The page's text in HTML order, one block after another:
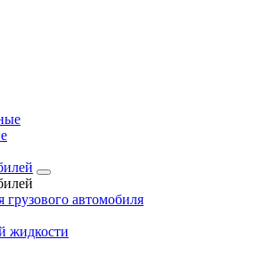
автомобиля
жидкости